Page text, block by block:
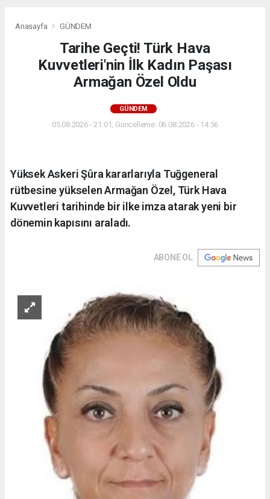
Anasayfa GÜNDEM
Tarihe Geçti! Türk Hava
Kuvvetleri'nin İlk Kadın Paşası
Armağan Özel Oldu
GÜNDEM
05.08.2026 - 21:01, Güncelleme: 06.08.2026 - 14:56
Yüksek Askeri Şûra kararlarıyla Tuğgeneral
rütbesine yükselen Armağan Özel, Türk Hava
Kuvvetleri tarihinde bir ilke imza atarak yeni bir
dönemin kapısını araladı.
ABONE OL